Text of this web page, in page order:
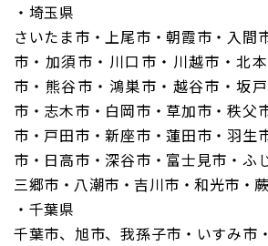
・埼玉県
さいたま市・上尾市・朝霞市・入間
市・加須市・川口市・川越市・北
市・熊谷市・鴻巣市・越谷市・坂
市・志木市・白岡市・草加市・秩父
市・戸田市・新座市・蓮田市・羽生
市・日高市・深谷市・富士見市・ふ
三郷市・八潮市・吉川市・和光市・
・千葉県
千葉市、旭市、我孫子市・いすみ市